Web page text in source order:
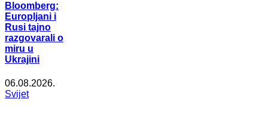
Bloomberg:
Europljani i
Rusi tajno
razgovarali o
miru u
Ukrajini
06.08.2026.
Svijet